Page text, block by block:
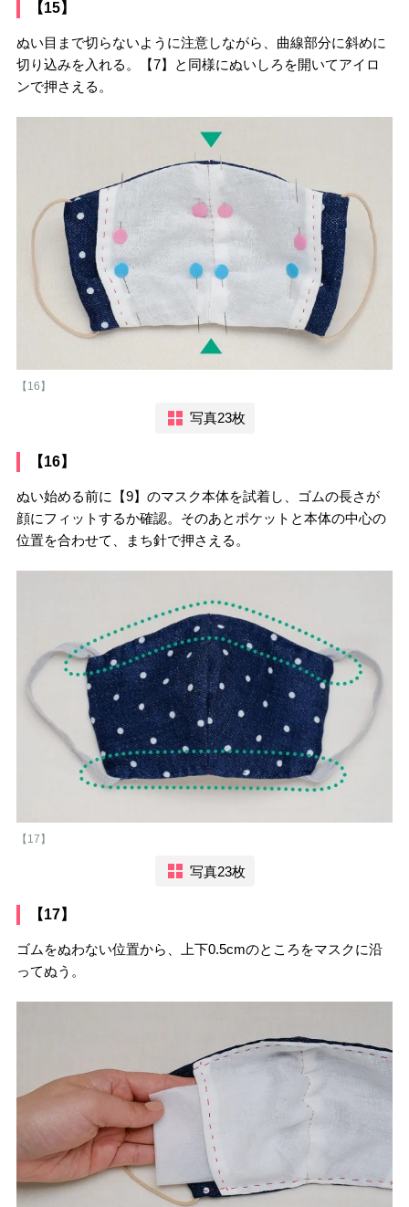
【15】
ぬい目まで切らないように注意しながら、曲線部分に斜めに
切り込みを入れる。【7】と同様にぬいしろを開いてアイロ
ンで押さえる。
【16】
写真23枚
【16】
ぬい始める前に【9】のマスク本体を試着し、ゴムの長さが
顔にフィットするか確認。そのあとポケットと本体の中心の
位置を合わせて、まち針で押さえる。
【17】
写真23枚
【17】
ゴムをぬわない位置から、上下0.5cmのところをマスクに沿
ってぬう。